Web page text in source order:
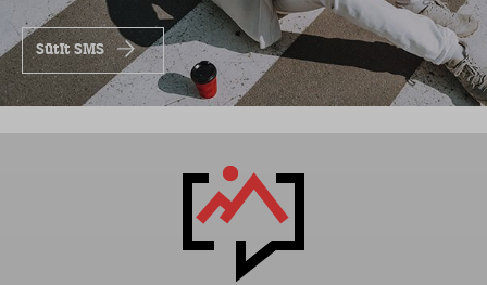
Sūtīt SMS